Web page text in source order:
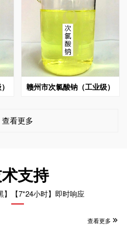
赣州市次氯酸钠（工业级）
查看更多
支持
】【7*24小时】即时响应
查看更多